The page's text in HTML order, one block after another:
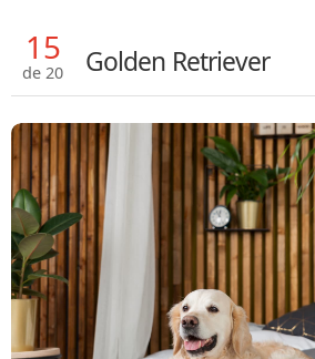
15
de 20 Golden Retriever